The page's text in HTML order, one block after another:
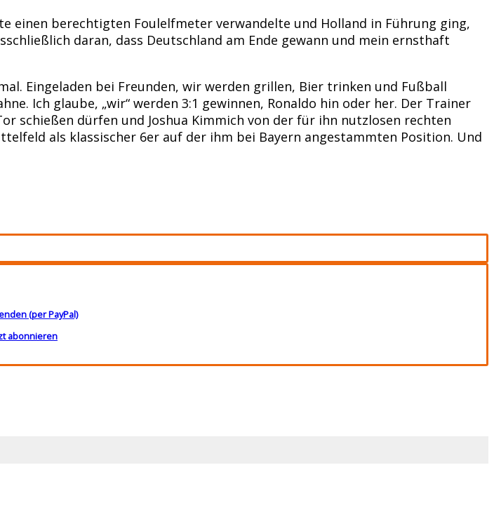
einen berechtigten Foulelfmeter verwandelte und Holland in Führung ging,
daran, dass Deutschland am Ende gewann und mein ernsthaft
Eingeladen bei Freunden, wir werden grillen, Bier trinken und Fußball
Ich glaube, „wir“ werden 3:1 gewinnen, Ronaldo hin oder her. Der Trainer
schießen dürfen und Joshua Kimmich von der für ihn nutzlosen rechten
als klassischer 6er auf der ihm bei Bayern angestammten Position. Und
(per PayPal)
abonnieren